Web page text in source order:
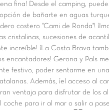
fina! Desde el camping,
opción de bañarte en aguas
costero "Cami de Ronda"!
cristalinas, sucesiones de
increíble! ¡La Costa Brava
encantadores! Gerona y Pals
festivo, poder sentarme en
Además, ¡el acceso al
ventaja para disfrutar de los
para ir al mar o salir a